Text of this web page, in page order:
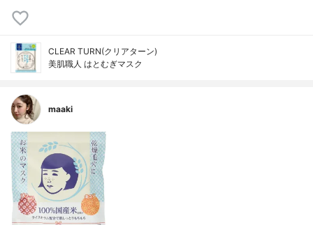
CLEAR TURN(クリアターン)
美肌職人 はとむぎマスク
maaki